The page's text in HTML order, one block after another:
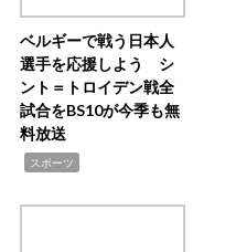
ベルギーで戦う日本人
選手を応援しよう シ
ント＝トロイデン戦全
試合をBS10が今季も無
料放送
スポーツ